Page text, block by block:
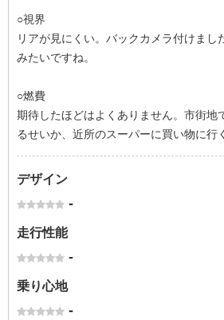
○視界
リアが見にくい。バックカメラ付けまし
みたいですね。
○燃費
期待したほどはよくありません。市街地
るせいか、近所のスーパーに買い物に行
デザイン
-
走行性能
-
乗り心地
-